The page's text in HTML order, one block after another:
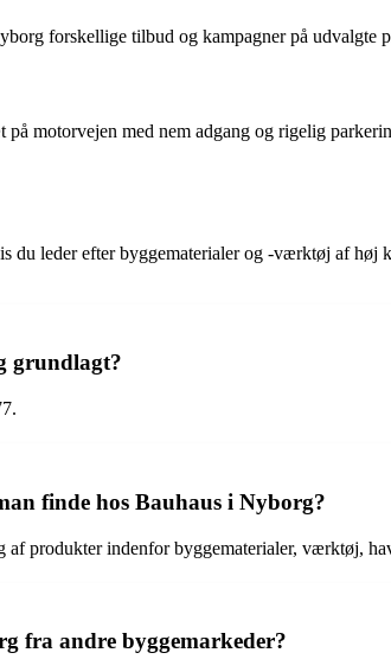
forskellige tilbud og kampagner på
motorvejen med nem adgang og rigelig
du leder efter byggematerialer og -værktøj af
grundlagt?
finde hos Bauhaus i Nyborg?
produkter indenfor byggematerialer, værktøj,
fra andre byggemarkeder?